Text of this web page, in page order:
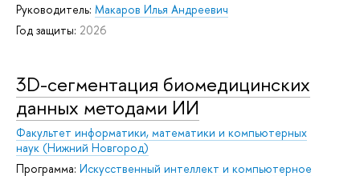
Руководитель: Макаров Илья Андреевич
Год защиты: 2026
3D-сегментация биомедицинских
данных методами ИИ
Факультет информатики, математики и компьютерных
наук (Нижний Новгород)
Программа: Искусственный интеллект и компьютерное